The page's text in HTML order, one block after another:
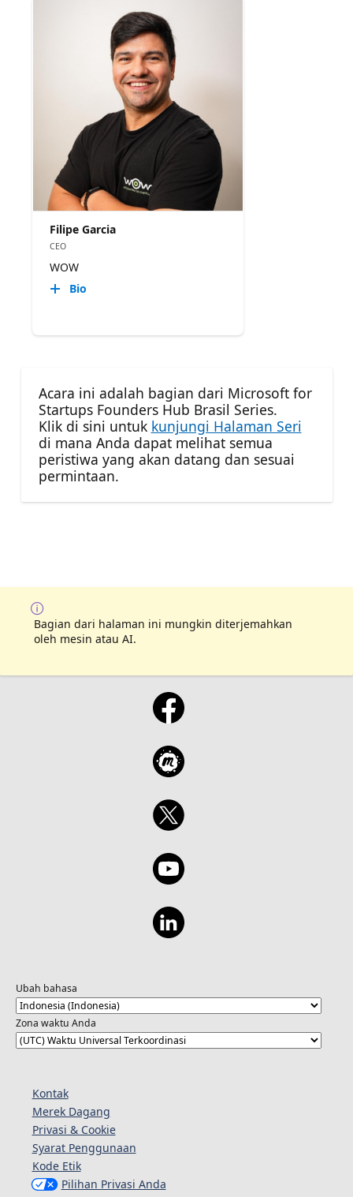
Filipe Garcia
CEO
WOW
Bio
Acara ini adalah bagian dari Microsoft for
Startups Founders Hub Brasil Series.
Klik di sini untuk kunjungi Halaman Seri
di mana Anda dapat melihat semua
peristiwa yang akan datang dan sesuai
permintaan.
Bagian dari halaman ini mungkin diterjemahkan
oleh mesin atau AI.
Ubah bahasa
Zona waktu Anda
Kontak
Merek Dagang
Privasi & Cookie
Syarat Penggunaan
Kode Etik
Pilihan Privasi Anda